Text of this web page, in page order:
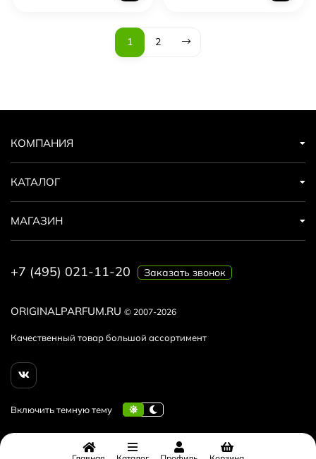
1 2
ORIGINALPARFUM.RU © 2007-2026
Качественный товар большой ассортимент
КОМПАНИЯ
КАТАЛОГ
МАГАЗИН
+7 (495) 021-11-20 Заказать звонок